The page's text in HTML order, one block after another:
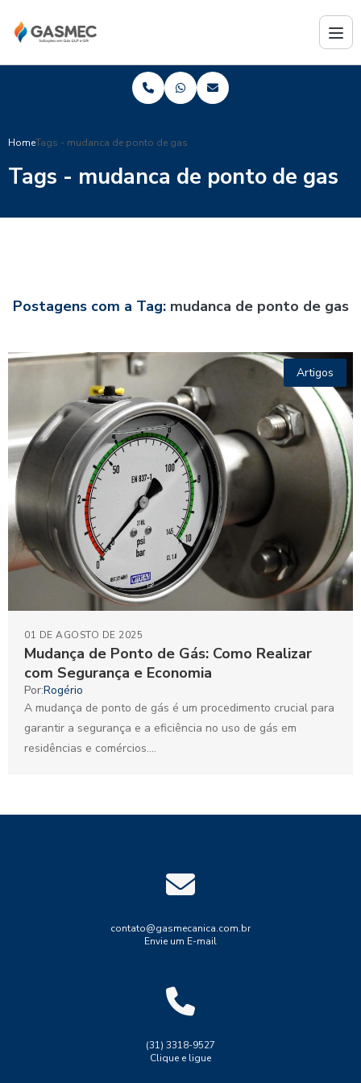
HomeTags - mudanca de ponto de gas
Tags - mudanca de ponto de gas
Postagens com a Tag: mudanca de ponto de gas
Artigos
Mudança de Ponto de Gás: Como Realizar
com Segurança e Economia
01 DE AGOSTO DE 2025
Por:Rogério
A mudança de ponto de gás é um procedimento crucial para
garantir a segurança e a eficiência no uso de gás em
residências e comércios....
contato@gasmecanica.com.br
Envie um E-mail
(31) 3318-9527
Clique e ligue